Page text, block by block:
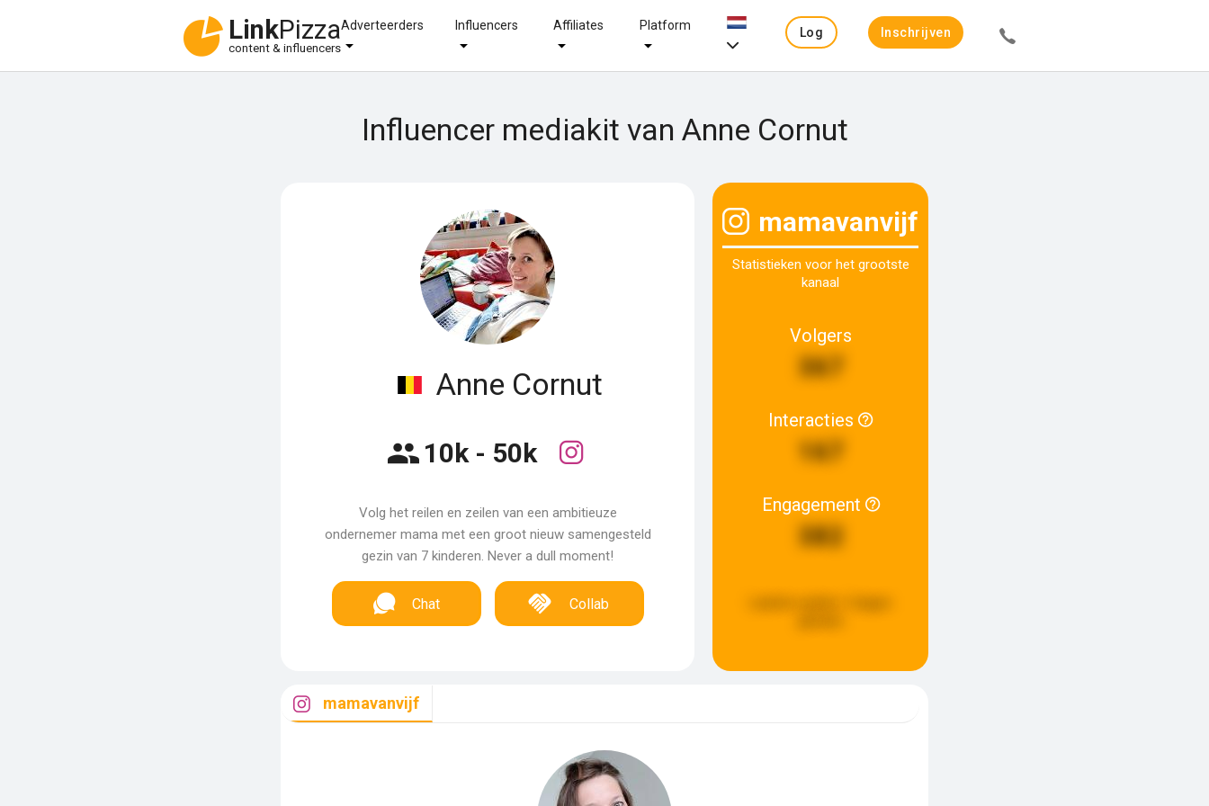
LinkPizza
content & influencers
Adverteerders Influencers Affiliates Platform
Log
Inschrijven
Influencer mediakit van Anne Cornut
Anne Cornut
10k - 50k
Volg het reilen en zeilen van een ambitieuze
ondernemer mama met een groot nieuw samengesteld
gezin van 7 kinderen. Never a dull moment!
Chat Collab
mamavanvijf
Statistieken voor het grootste
kanaal
Volgers
367
Interacties
167
Engagement
382
mamavanvijf